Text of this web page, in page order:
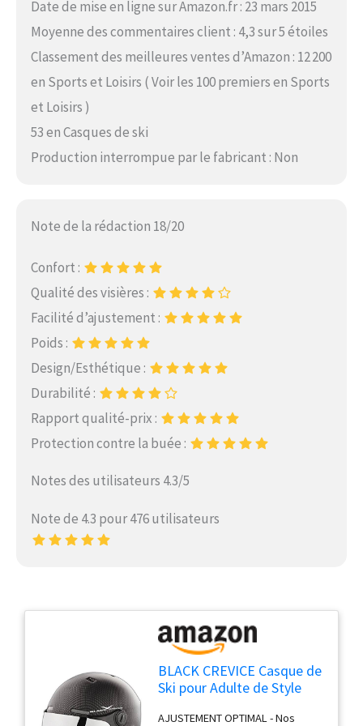
Date de mise en ligne sur Amazon.fr : 23 mars 2015
Moyenne des commentaires client : 4,3 sur 5 étoiles
Classement des meilleures ventes d’Amazon : 12 200
en Sports et Loisirs ( Voir les 100 premiers en Sports
et Loisirs )
53 en Casques de ski
Production interrompue par le fabricant : Non
Note de la rédaction 18/20
Confort :
Qualité des visières :
Facilité d’ajustement :
Poids :
Design/Esthétique :
Durabilité :
Rapport qualité-prix :
Protection contre la buée :
Notes des utilisateurs 4.3/5
Note de 4.3 pour 476 utilisateurs
BLACK CREVICE Casque de
Ski pour Adulte de Style
Amovible Orange
AJUSTEMENT OPTIMAL - Nos